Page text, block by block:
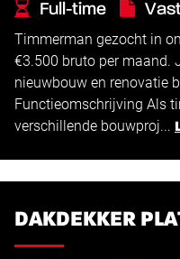
Full-time
€ 3.000 -€3.500
Timmerman gezocht in
€3.500 bruto per maand.
nieuwbouw en renovatie
Functieomschrijving Als
verschillende bouwproj...
DAKDEKKER